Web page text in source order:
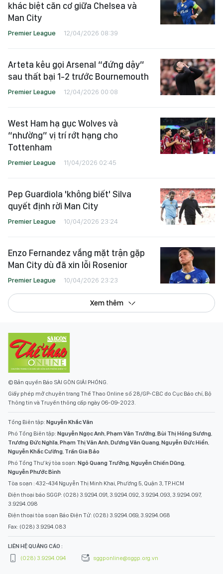
khác biệt căn cơ giữa Chelsea và
Man City
Premier League 12/04/2026 08:39
Arteta kêu gọi Arsenal “đứng dậy”
sau thất bại 1-2 trước Bournemouth
Premier League 12/04/2026 00:08
West Ham hạ gục Wolves và
“nhường” vị trí rớt hạng cho
Tottenham
Premier League 11/04/2026 02:45
Pep Guardiola 'không biết' Silva
quyết định rời Man City
Premier League 10/04/2026 23:24
Enzo Fernandez vắng mặt trận gặp
Man City dù đã xin lỗi Rosenior
Premier League 10/04/2026 23:23
Xem thêm
© Bản quyền Báo SÀI GÒN GIẢI PHÓNG.
Giấy phép mở chuyên trang Thể Thao Online số 28/GP-CBC do Cục Báo chí, Bộ
Thông tin và Truyền thông cấp ngày 06-09-2023.
Tổng Biên tập: Nguyễn Khắc Văn
Phó Tổng Biên tập: Nguyễn Ngọc Anh,Phạm Văn Trường,Bùi Thị Hồng Sương,
Trương Đức Nghĩa,Phạm Thị Vân Anh,Dương Văn Quang,Nguyễn Đức Hiển,
Nguyễn Khắc Cường, Trần Gia Bảo
Phó Tổng Thư ký tòa soạn: Ngô Quang Trưởng,Nguyễn Chiến Dũng,
Nguyễn Phước Bình
Tòa soạn : 432-434 Nguyễn Thị Minh Khai, Phường 5, Quận 3, TP.HCM
Điện thoại báo SGGP: (028) 3.9294.091, 3.9294.092, 3.9294.093, 3.9294.097,
3.9294.098
Điện thoại tòa soạn Báo Điện Tử: (028) 3.9294.069, 3.9294.068
Fax: (028) 3.9294.083
LIÊN HỆ QUẢNG CÁO :
(028) 3.9294.094
sggponline@sggp.org.vn